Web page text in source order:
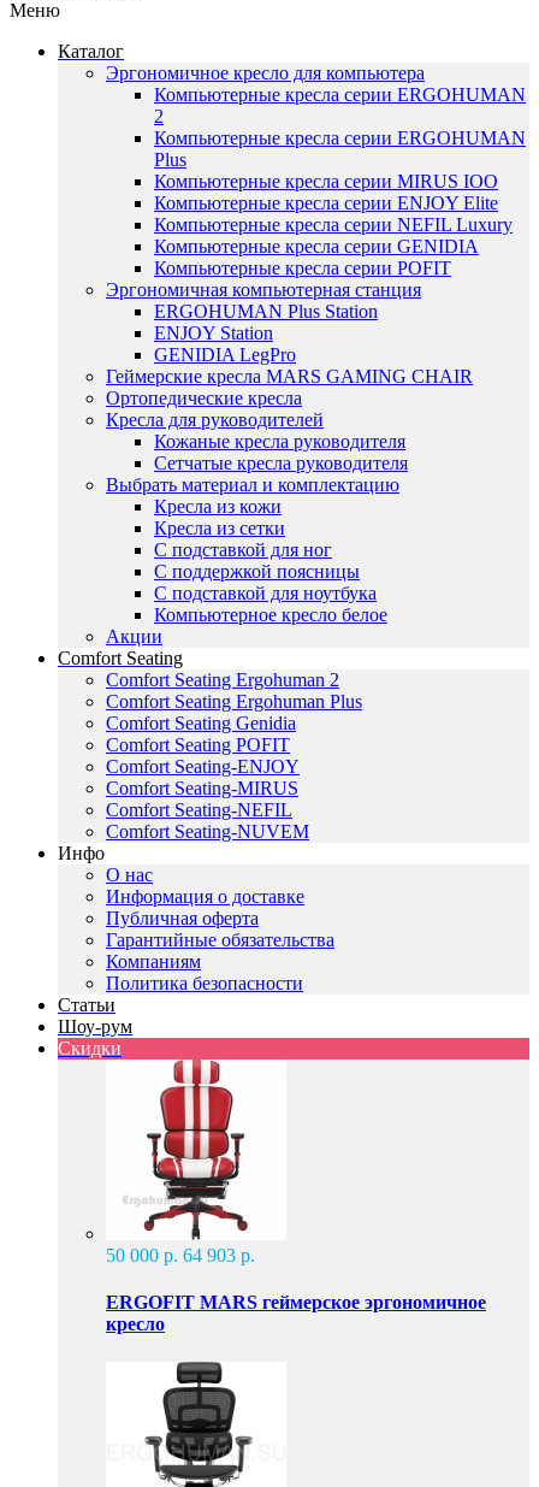
Меню
Каталог
Эргономичное кресло для компьютера
Компьютерные кресла серии ERGOHUMAN
2
Компьютерные кресла серии ERGOHUMAN
Plus
Компьютерные кресла серии MIRUS IOO
Компьютерные кресла серии ENJOY Elite
Компьютерные кресла серии NEFIL Luxury
Компьютерные кресла серии GENIDIA
Компьютерные кресла серии POFIT
Эргономичная компьютерная станция
ERGOHUMAN Plus Station
ENJOY Station
GENIDIA LegPro
Геймерские кресла MARS GAMING CHAIR
Ортопедические кресла
Кресла для руководителей
Кожаные кресла руководителя
Сетчатые кресла руководителя
Выбрать материал и комплектацию
Кресла из кожи
Кресла из сетки
С подставкой для ног
С поддержкой поясницы
С подставкой для ноутбука
Компьютерное кресло белое
Акции
Comfort Seating
Comfort Seating Ergohuman 2
Comfort Seating Ergohuman Plus
Comfort Seating Genidia
Comfort Seating POFIT
Comfort Seating-ENJOY
Comfort Seating-MIRUS
Comfort Seating-NEFIL
Comfort Seating-NUVEM
Инфо
О нас
Информация о доставке
Публичная оферта
Гарантийные обязательства
Компаниям
Политика безопасности
Статьи
Шоу-рум
Скидки
50 000 р. 64 903 р.
ERGOFIT MARS геймерское эргономичное
кресло